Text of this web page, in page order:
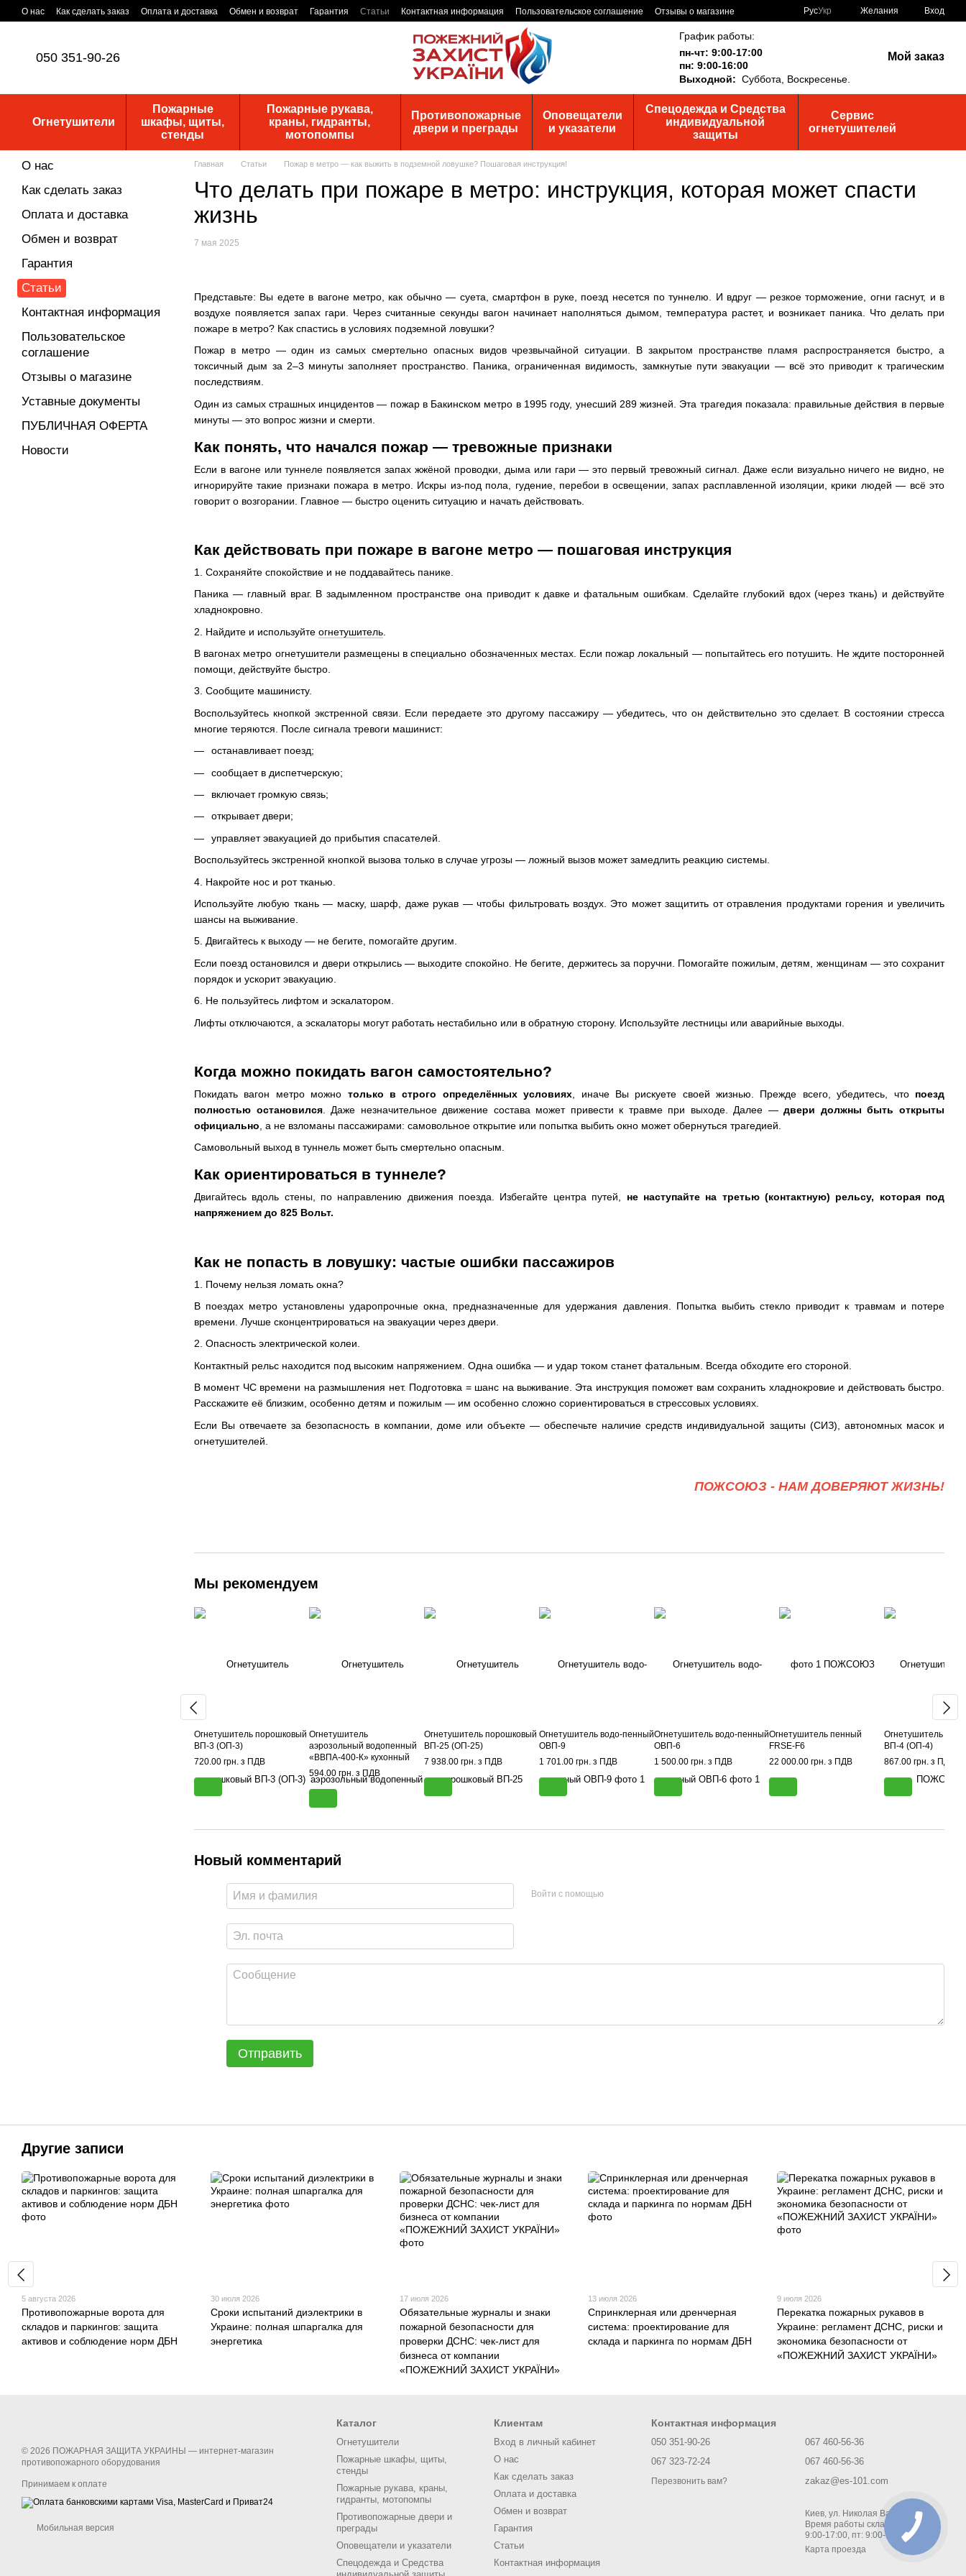
Перейти к основному контенту
О нас Как сделать заказ Оплата и доставка Обмен и возврат Гарантия Статьи Контактная информация Пользовательское соглашение
Отзывы о магазине
РусУкр Желания Вход
050 351-90-26
График работы:
пн-чт: 9:00-17:00
пн: 9:00-16:00
Выходной: Суббота, Воскресенье.
Мой заказ
Огнетушители
Пожарные
шкафы, щиты,
стенды
Пожарные рукава,
краны, гидранты,
мотопомпы
Противопожарные
двери и преграды
Оповещатели
и указатели
Спецодежда и Средства
индивидуальной
защиты
Сервис
огнетушителей
Главная Статьи Пожар в метро — как выжить в подземной ловушке? Пошаговая инструкция!
Что делать при пожаре в метро: инструкция, которая может спасти
жизнь
7 мая 2025
Представьте: Вы едете в вагоне метро, как обычно — суета, смартфон в руке, поезд несется по туннелю. И вдруг — резкое торможение, огни гаснут, и в
воздухе появляется запах гари. Через считанные секунды вагон начинает наполняться дымом, температура растет, и возникает паника. Что делать при
пожаре в метро? Как спастись в условиях подземной ловушки?
Пожар в метро — один из самых смертельно опасных видов чрезвычайной ситуации. В закрытом пространстве пламя распространяется быстро, а
токсичный дым за 2–3 минуты заполняет пространство. Паника, ограниченная видимость, замкнутые пути эвакуации — всё это приводит к трагическим
последствиям.
Один из самых страшных инцидентов — пожар в Бакинском метро в 1995 году, унесший 289 жизней. Эта трагедия показала: правильные действия в первые
минуты — это вопрос жизни и смерти.
Как понять, что начался пожар — тревожные признаки
Если в вагоне или туннеле появляется запах жжёной проводки, дыма или гари — это первый тревожный сигнал. Даже если визуально ничего не видно, не
игнорируйте такие признаки пожара в метро. Искры из-под пола, гудение, перебои в освещении, запах расплавленной изоляции, крики людей — всё это
говорит о возгорании. Главное — быстро оценить ситуацию и начать действовать.
Как действовать при пожаре в вагоне метро — пошаговая инструкция
1. Сохраняйте спокойствие и не поддавайтесь панике.
Паника — главный враг. В задымленном пространстве она приводит к давке и фатальным ошибкам. Сделайте глубокий вдох (через ткань) и действуйте
хладнокровно.
2. Найдите и используйте огнетушитель
В вагонах метро огнетушители размещены в специально обозначенных местах. Если пожар локальный — попытайтесь его потушить. Не ждите посторонней
помощи, действуйте быстро.
3. Сообщите машинисту.
Воспользуйтесь кнопкой экстренной связи. Если передаете это другому пассажиру — убедитесь, что он действительно это сделает. В состоянии стресса
многие теряются. После сигнала тревоги машинист:
останавливает поезд;
сообщает в диспетчерскую;
включает громкую связь;
открывает двери;
управляет эвакуацией до прибытия спасателей.
Воспользуйтесь экстренной кнопкой вызова только в случае угрозы — ложный вызов может замедлить реакцию системы.
4. Накройте нос и рот тканью.
Используйте любую ткань — маску, шарф, даже рукав — чтобы фильтровать воздух. Это может защитить от отравления продуктами горения и увеличить
шансы на выживание.
5. Двигайтесь к выходу — не бегите, помогайте другим.
Если поезд остановился и двери открылись — выходите спокойно. Не бегите, держитесь за поручни. Помогайте пожилым, детям, женщинам — это сохранит
порядок и ускорит эвакуацию.
6. Не пользуйтесь лифтом и эскалатором.
Лифты отключаются, а эскалаторы могут работать нестабильно или в обратную сторону. Используйте лестницы или аварийные выходы.
Когда можно покидать вагон самостоятельно?
Покидать вагон метро можно только в строго определённых условиях , иначе Вы рискуете своей жизнью. Прежде всего, убедитесь, что поезд
полностью остановился. Даже незначительное движение состава может привести к травме при выходе. Далее —двери должны быть открыты
официально , а не взломаны пассажирами: самовольное открытие или попытка выбить окно может обернуться трагедией.
Самовольный выход в туннель может быть смертельно опасным.
Как ориентироваться в туннеле?
Двигайтесь вдоль стены, по направлению движения поезда. Избегайте центра путей, не наступайте на третью (контактную) рельсу, которая под
напряжением до 825 Вольт.
Как не попасть в ловушку: частые ошибки пассажиров
1. Почему нельзя ломать окна?
В поездах метро установлены ударопрочные окна, предназначенные для удержания давления. Попытка выбить стекло приводит к травмам и потере
времени. Лучше сконцентрироваться на эвакуации через двери.
2. Опасность электрической колеи.
Контактный рельс находится под высоким напряжением. Одна ошибка — и удар током станет фатальным. Всегда обходите его стороной.
В момент ЧС времени на размышления нет. Подготовка = шанс на выживание. Эта инструкция поможет вам сохранить хладнокровие и действовать быстро.
Расскажите её близким, особенно детям и пожилым — им особенно сложно сориентироваться в стрессовых условиях.
Если Вы отвечаете за безопасность в компании, доме или объекте — обеспечьте наличие средств индивидуальной защиты (СИЗ), автономных масок и
огнетушителей.
ПОЖСОЮЗ - НАМ ДОВЕРЯЮТ ЖИЗНЬ!
Мы рекомендуем
Огнетушитель порошковый
ВП-3 (ОП-3)
720.00 грн. з ПДВ
Огнетушитель
аэрозольный водопенный
«ВВПА-400-К» кухонный
594.00 грн. з ПДВ
Огнетушитель порошковый
ВП-25 (ОП-25)
7 938.00 грн. з ПДВ
Огнетушитель водо-пенный
ОВП-9
1 701.00 грн. з ПДВ
Огнетушитель водо-пенный
ОВП-6
1 500.00 грн. з ПДВ
Огнетушитель пенный
FRSE-F6
22 000.00 грн. з ПДВ
Огнетушитель
ВП-4 (ОП-4)
867.00 грн. з ПДВ
Новый комментарий
Войти с помощью
Отправить
О нас
Как сделать заказ
Оплата и доставка
Обмен и возврат
Гарантия
Статьи
Контактная информация
Пользовательское
соглашение
Отзывы о магазине
Уставные документы
ПУБЛИЧНАЯ ОФЕРТА
Новости
Другие записи
5 августа 2026
Противопожарные ворота для
складов и паркингов: защита
активов и соблюдение норм ДБН
30 июля 2026
Сроки испытаний диэлектрики в
Украине: полная шпаргалка для
энергетика
17 июля 2026
Обязательные журналы и знаки
пожарной безопасности для
проверки ДСНС: чек-лист для
бизнеса от компании
«ПОЖЕЖНИЙ ЗАХИСТ УКРАЇНИ»
13 июля 2026
Спринклерная или дренчерная
система: проектирование для
склада и паркинга по нормам ДБН
9 июля 2026
Перекатка пожарных рукавов в
Украине: регламент ДСНС, риски и
экономика безопасности от
«ПОЖЕЖНИЙ ЗАХИСТ УКРАЇНИ»
© 2026 ПОЖАРНАЯ ЗАЩИТА УКРАИНЫ — интернет-магазин
противопожарного оборудования
Принимаем к оплате
Мобильная версия
Каталог
Огнетушители
Пожарные шкафы, щиты,
стенды
Пожарные рукава, краны,
гидранты, мотопомпы
Противопожарные двери и
преграды
Оповещатели и указатели
Спецодежда и Средства
Клиентам
Вход в личный кабинет
О нас
Как сделать заказ
Оплата и доставка
Обмен и возврат
Гарантия
Статьи
Контактная информация
Контактная информация
050 351-90-26
067 323-72-24
Перезвонить вам?
067 460-56-36
067 460-56-36
zakaz@es-101.com
Киев, ул. Николая Василенко 1 ;
Время работы склада: пн-чт:
9:00-17:00, пт: 9:00-16:00
Карта проезда